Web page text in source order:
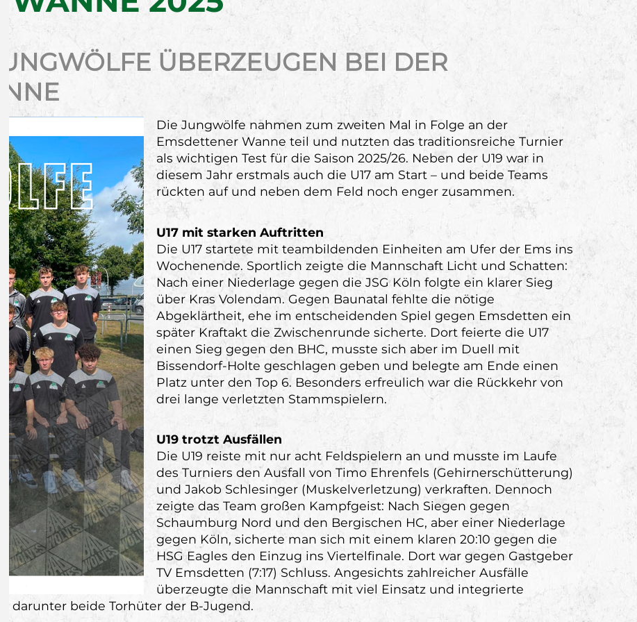
ÜBERZEUGEN BEI DER
Die Jungwölfe nahmen zum zweiten Mal in Folge an der
Emsdettener Wanne teil und nutzten das traditionsreiche Turnier
als wichtigen Test für die Saison 2025/26. Neben der U19 war in
diesem Jahr erstmals auch die U17 am Start – und beide Teams
rückten auf und neben dem Feld noch enger zusammen.
U17 mit starken Auftritten
Die U17 startete mit teambildenden Einheiten am Ufer der Ems ins
Wochenende. Sportlich zeigte die Mannschaft Licht und Schatten:
Nach einer Niederlage gegen die JSG Köln folgte ein klarer Sieg
über Kras Volendam. Gegen Baunatal fehlte die nötige
Abgeklärtheit, ehe im entscheidenden Spiel gegen Emsdetten ein
später Kraftakt die Zwischenrunde sicherte. Dort feierte die U17
einen Sieg gegen den BHC, musste sich aber im Duell mit
Bissendorf-Holte geschlagen geben und belegte am Ende einen
Platz unter den Top 6. Besonders erfreulich war die Rückkehr von
drei lange verletzten Stammspielern.
U19 trotzt Ausfällen
Die U19 reiste mit nur acht Feldspielern an und musste im Laufe
des Turniers den Ausfall von Timo Ehrenfels (Gehirnerschütterung)
und Jakob Schlesinger (Muskelverletzung) verkraften. Dennoch
zeigte das Team großen Kampfgeist: Nach Siegen gegen
Schaumburg Nord und den Bergischen HC, aber einer Niederlage
gegen Köln, sicherte man sich mit einem klaren 20:10 gegen die
HSG Eagles den Einzug ins Viertelfinale. Dort war gegen Gastgeber
TV Emsdetten (7:17) Schluss. Angesichts zahlreicher Ausfälle
überzeugte die Mannschaft mit viel Einsatz und integrierte
darunter beide Torhüter der B-Jugend.